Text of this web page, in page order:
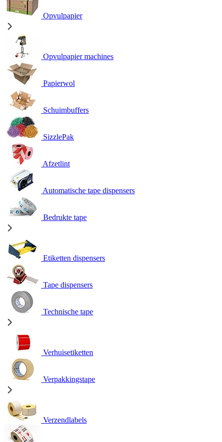
Opvulpapier
Opvulpapier machines
Papierwol
Schuimbuffers
SizzlePak
Afzetlint
Automatische tape dispensers
Bedrukte tape
Etiketten dispensers
Tape dispensers
Technische tape
Verhuisetiketten
Verpakkingstape
Verzendlabels